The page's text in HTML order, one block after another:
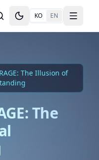
Toggle theme
KO EN Toggle
The Illusion of
The